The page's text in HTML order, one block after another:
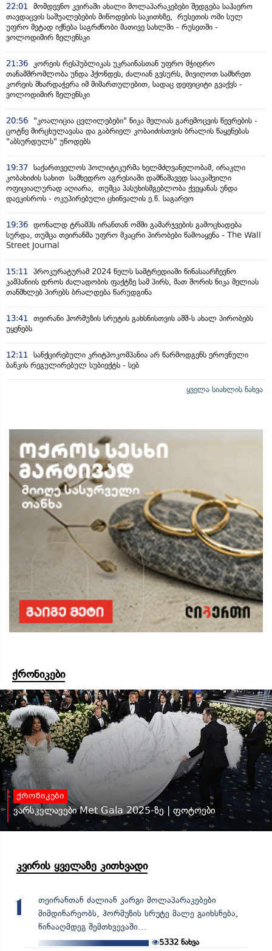
22:01
მომდევნო კვირაში ახალი მოლაპარაკებები შედგება საჰაერო
თავდაცვის საშუალებების მიწოდების საკითხზე, რუსეთის ომი სულ
უფრო მეტად იქნება საგრძნობი მათივე სახლში - რუსეთში -
ვოლოდიმირ ზელენსკი
21:36
კორეის რესპუბლიკას უკრაინასთან უფრო მჭიდრო
თანამშრომლობა უნდა ჰქონდეს, ძალიან გვსურს, მივიღოთ სამხრეთ
კორეის მხარდაჭერა იმ მიმართულებით, სადაც დეფიციტი გვაქვს -
ვოლოდიმირ ზელენსკი
20:56
"კოალიცია ცვლილებები" ნიკა მელიას გარემოცვის წევრების -
ცოტნე მირცხულავასა და გაბრიელ კობაიძისთვის ბრალის წაყენებას
"აბსურდულს" უწოდებს
19:37 საქართველოს პოლიტიკურმა ხელმძღვანელობამ, ირაკლი
კობახიძის სახით სამხედრო აგრესიაში დამნაშავედ სააკაშვილი
ოფიციალურად აღიარა, თუმცა პასუხისმგებლობა ქვეყანას უნდა
დაეკისროს - ოკუპირებული ცხინვალის ე.წ. საგარეო
19:36 დონალდ ტრამპს ირანთან ომში გამარჯვების გამოცხადება
სურდა, თუმცა თეირანმა უფრო მკაცრი პირობები წამოაყენა - The Wall
Street Journal
15:11
პროკურატურამ 2024 წელს სამტრედიაში წინასაარჩევნო
კამპანიის დროს ძალადობის ფაქტზე სამ პირს, მათ შორის ნიკა მელიას
თანმხლებ პირებს ბრალდება წარუდგინა
13:41
თეირანი ჰორმუზის სრუტის გახსნისთვის აშშ-ს ახალ პირობებს
უყენებს
12:11
სანქცირებული კრიტპოკომპანია არ წარმოდგენს ეროვნული
ბანკის რეგულირებულ სუბიექტს - სებ
ყველა სიახლის ნახვა
ქრონიკები
ქრონიკები
ვარსკვლავები Met Gala 2025-ზე | ფოტოები
კვირის ყველაზე კითხვადი
1
თეირანთან ძალიან კარგი მოლაპარაკებები
მიმდინარეობს, ჰორმუზის სრუტე მალე გაიხსნება,
წინააღმდეგ შემთხვევაში...
5332 ნახვა